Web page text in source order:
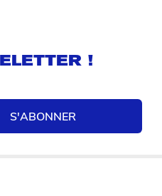
S'ABONNER